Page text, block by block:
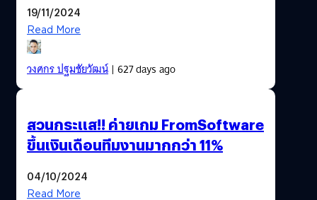
19/11/2024
Read More
วงศกร ปฐมชัยวัฒน์| 627 days ago
สวนกระแส!! ค่ายเกม FromSoftware
ขึ้นเงินเดือนทีมงานมากกว่า 11%
04/10/2024
Read More